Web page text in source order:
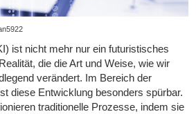
ist nicht mehr nur ein futuristisches
die die Art und Weise, wie wir
verändert. Im Bereich der
diese Entwicklung besonders spürbar.
traditionelle Prozesse, indem sie